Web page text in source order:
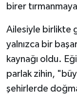
birer
Ailesiyle birlikte
yalnızca bir
kaynağı oldu.
parlak zihin,
şehirlerde